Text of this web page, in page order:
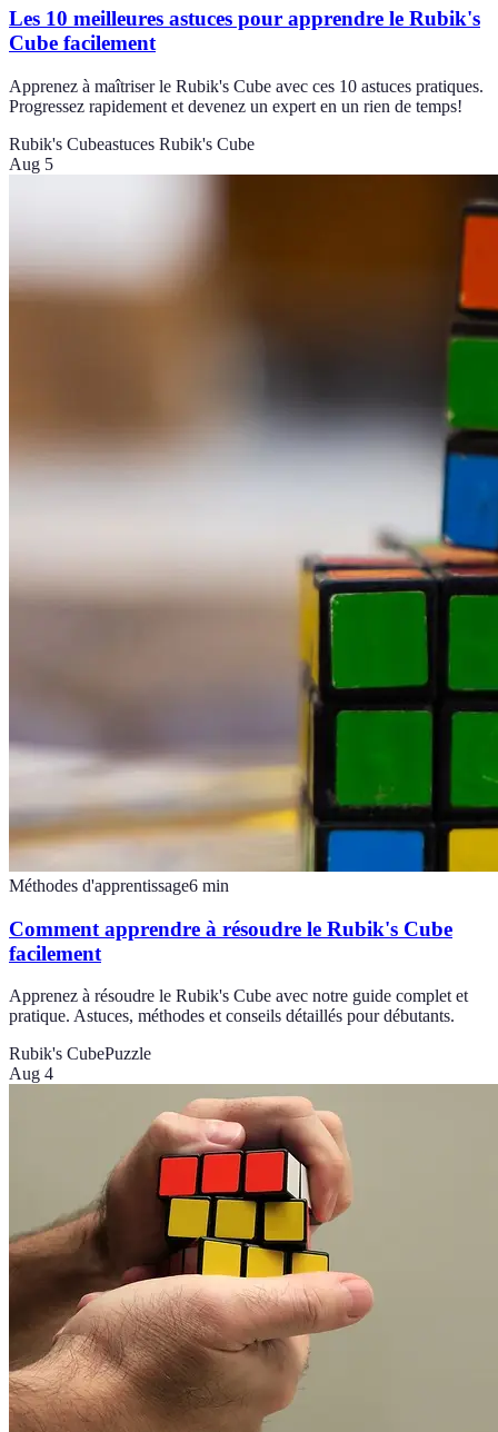
Les 10 meilleures astuces pour apprendre le Rubik's
Cube facilement
Apprenez à maîtriser le Rubik's Cube avec ces 10 astuces pratiques.
Progressez rapidement et devenez un expert en un rien de temps!
Rubik's Cubeastuces Rubik's Cube
Aug 5
Méthodes d'apprentissage6 min
Comment apprendre à résoudre le Rubik's Cube
facilement
Apprenez à résoudre le Rubik's Cube avec notre guide complet et
pratique. Astuces, méthodes et conseils détaillés pour débutants.
Rubik's CubePuzzle
Aug 4